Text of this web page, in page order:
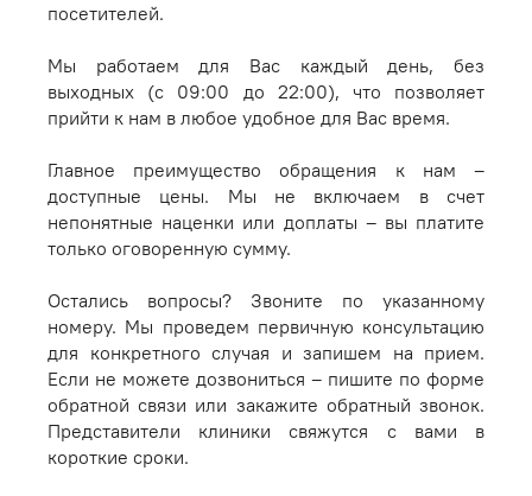
посетителей.
Мы работаем для Вас каждый день, без
выходных (с 09:00 до 22:00), что позволяет
прийти к нам в любое удобное для Вас время.
Главное преимущество обращения к нам –
доступные цены. Мы не включаем в счет
непонятные наценки или доплаты – вы платите
только оговоренную сумму.
Остались вопросы? Звоните по указанному
номеру. Мы проведем первичную консультацию
для конкретного случая и запишем на прием.
Если не можете дозвониться – пишите по форме
обратной связи или закажите обратный звонок.
Представители клиники свяжутся с вами в
короткие сроки.